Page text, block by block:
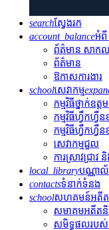
searchស្វែងរក
account_balanceអំពី
ព័ត៌មាន សាក
ព័ត៌មាន
ឱកាសការងារ
schoolសេវាកម្ម
កម្មវិធីថ្នាក់ឧត្
កម្មវិធីហ្វឹកហ្វឺន
កម្មវិធីហ្វឹកហ្វឺន
សេវាកម្មជួល
ការស្រាវជ្រាវ
local_libraryបណ្ណា
contactsទំនាក់ទំនង
schoolសហគមន៍អតីត
សមាគមអតីត
សមិទ្ធផលរប